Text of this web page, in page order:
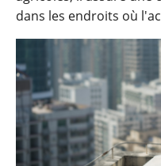
dans les endroits où